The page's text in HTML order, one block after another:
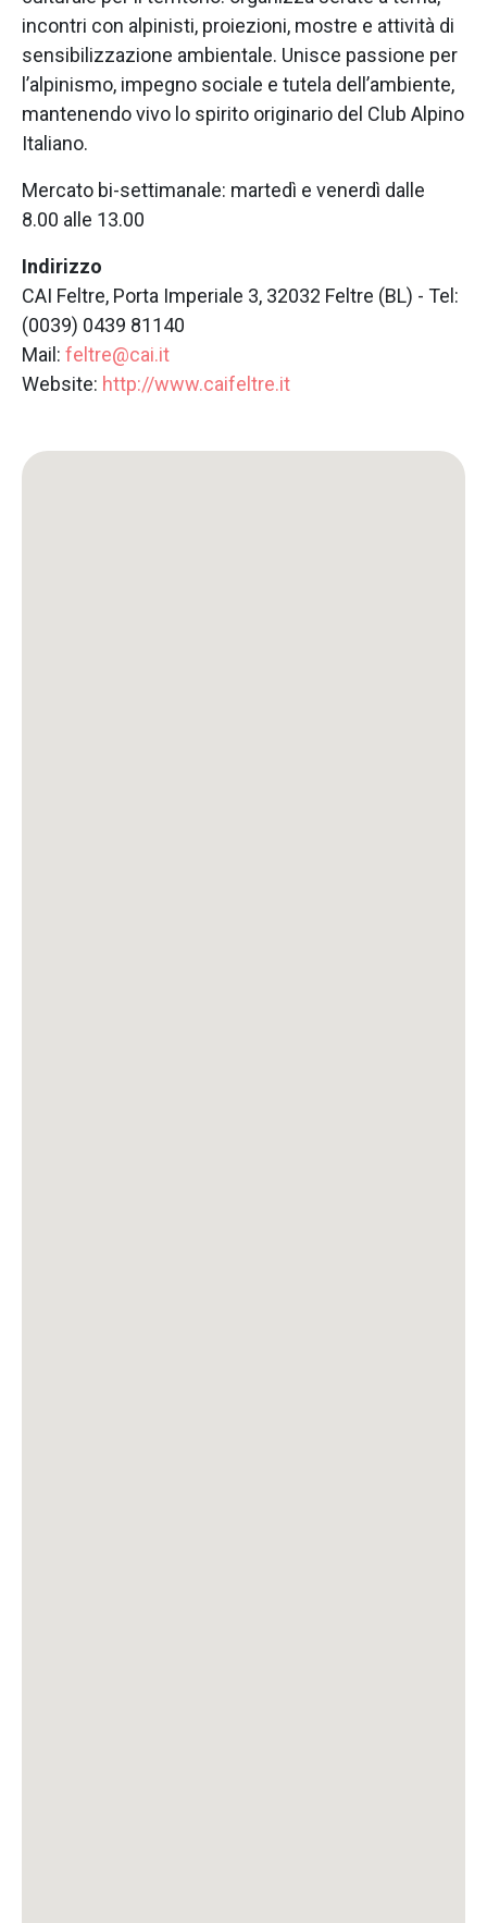
incontri con alpinisti, proiezioni, mostre e attività di
sensibilizzazione ambientale. Unisce passione per
l’alpinismo, impegno sociale e tutela dell’ambiente,
mantenendo vivo lo spirito originario del Club Alpino
Italiano.
Mercato bi-settimanale: martedì e venerdì dalle
8.00 alle 13.00
Indirizzo
CAI Feltre, Porta Imperiale 3, 32032 Feltre (BL) - Tel:
(0039) 0439 81140
Mail: feltre@cai.it
Website: http://www.caifeltre.it